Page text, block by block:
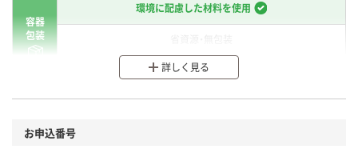
容器
包装
環境に配慮した材料を使用
分別・リサイクルしやすい設計
本体
詳しく見る
お申込番号